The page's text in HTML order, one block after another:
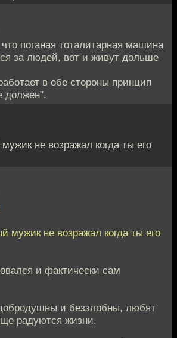
поганая тоталитарная машина
за людей, вот и живут дольше
в обе стороны принцип
должен".
не возражал когда ты его
мужик не возражал когда ты его
и фактически сам
и беззлобны, любят
радуются жизни.